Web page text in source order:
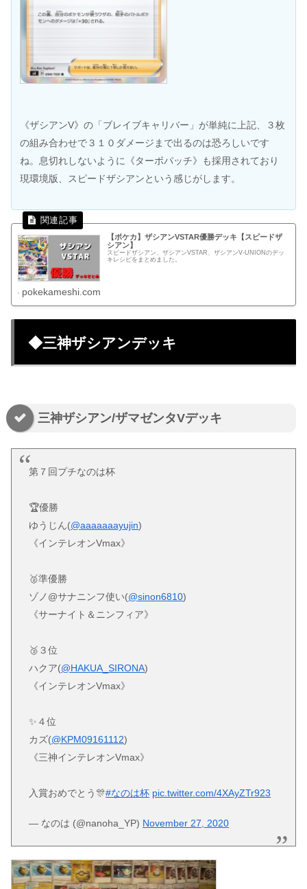
《ザシアンV》の「ブレイブキャリバー」が単純に上記、３枚
の組み合わせで３１０ダメージまで出るのは恐ろしいです
ね。息切れしないように《ターボパッチ》も採用されており
現環境版、スピードザシアンという感じがします。
【ポケカ】ザシアンVSTAR優勝デッキ【スピードザ
シアン】
スピードザシアン、ザシアンVSTAR、ザシアンV-UNIONのデッ
キレシピをまとめました。
pokekameshi.com
◆三神ザシアンデッキ
三神ザシアン/ザマゼンタVデッキ
第７回プチなのは杯
🏆優勝
ゆうじん(@aaaaaaayujin)
《インテレオンVmax》
🥈準優勝
ゾノ@サナニンフ使い(@sinon6810)
《サーナイト＆ニンフィア》
🥉３位
ハクア(@HAKUA_SIRONA)
《インテレオンVmax》
✨４位
カズ(@KPM09161112)
《三神インテレオンVmax》
入賞おめでとう🎊#なのは杯 pic.twitter.com/4XAyZTr923
— なのは (@nanoha_YP) November 27, 2020